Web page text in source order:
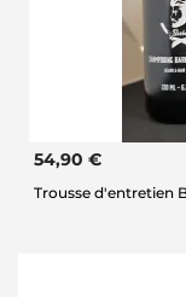
54,90 €
Trousse d'entretien